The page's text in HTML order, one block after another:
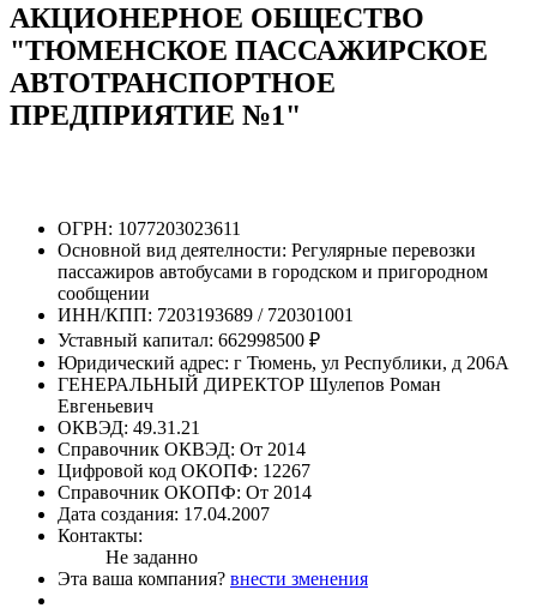
АКЦИОНЕРНОЕ ОБЩЕСТВО
"ТЮМЕНСКОЕ ПАССАЖИРСКОЕ
АВТОТРАНСПОРТНОЕ
ПРЕДПРИЯТИЕ №1"
ОГРН: 1077203023611
Основной вид деятелности: Регулярные перевозки
пассажиров автобусами в городском и пригородном
сообщении
ИНН/КПП: 7203193689 / 720301001
Уставный капитал: 662998500 ₽
Юридический адрес: г Тюмень, ул Республики, д 206А
ГЕНЕРАЛЬНЫЙ ДИРЕКТОР Шулепов Роман
Евгеньевич
ОКВЭД: 49.31.21
Справочник ОКВЭД: От 2014
Цифровой код ОКОПФ: 12267
Справочник ОКОПФ: От 2014
Дата создания: 17.04.2007
Контакты:
Не заданно
Эта ваша компания? внести зменения